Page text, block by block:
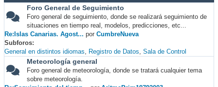
Foro General de Seguimiento
Foro general de seguimiento, donde se realizará seguimiento de
situaciones en tiempo real, modelos, predicciones, etc...
Re:Islas Canarias. Agost... por CumbreNueva
Subforos
General en distintos idiomas
Registro de Datos Sala de Control
Meteorología general
Foro general de meteorología, donde se tratará cualquier tema
sobre meteorología.